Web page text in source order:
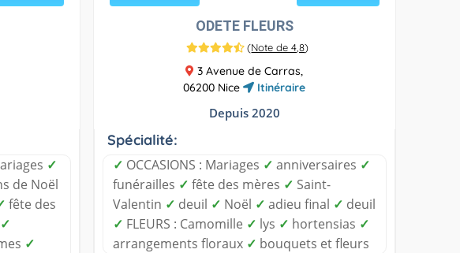
✓
de Noël
fête des
✓
✓
ODETE FLEURS
(Note de 4,8)
3 Avenue de Carras,
06200 Nice
Itinéraire
Depuis 2020
Spécialité:
✓ OCCASIONS : Mariages ✓ anniversaires ✓
funérailles ✓ fête des mères ✓ Saint-
Valentin ✓ deuil ✓ Noël ✓ adieu final ✓ deuil
✓ FLEURS : Camomille ✓ lys ✓ hortensias ✓
arrangements floraux ✓ bouquets et fleurs